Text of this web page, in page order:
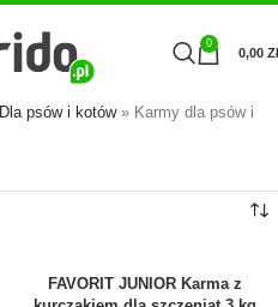
0
0,00
Dla psów i kotów» Karmy dla psów i
FAVORIT JUNIOR Karma z